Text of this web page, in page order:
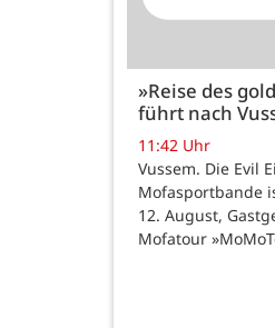
»Reise des
führt nach
11:42 Uhr
Vussem. Die Evil
Mofasportbande
12. August,
Mofatour